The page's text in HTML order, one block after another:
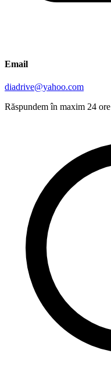
Email
diadrive@yahoo.com
Răspundem în maxim 24 ore